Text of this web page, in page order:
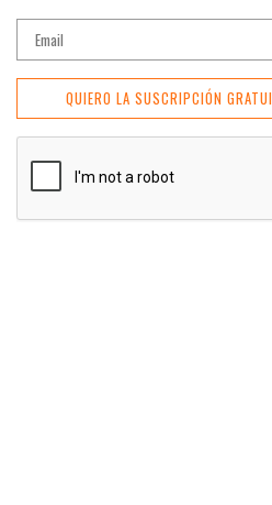
QUIERO LA SUSCRIPCIÓN